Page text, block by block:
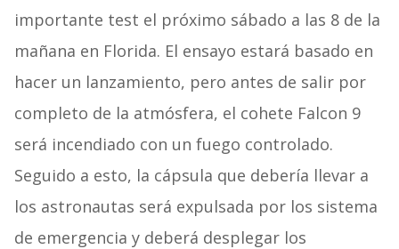
importante test el próximo sábado a las 8 de la
mañana en Florida. El ensayo estará basado en
hacer un lanzamiento, pero antes de salir por
completo de la atmósfera, el cohete Falcon 9
será incendiado con un fuego controlado.
Seguido a esto, la cápsula que debería llevar a
los astronautas será expulsada por los sistema
de emergencia y deberá desplegar los